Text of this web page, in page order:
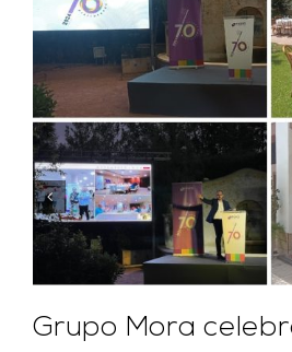
Grupo Mora